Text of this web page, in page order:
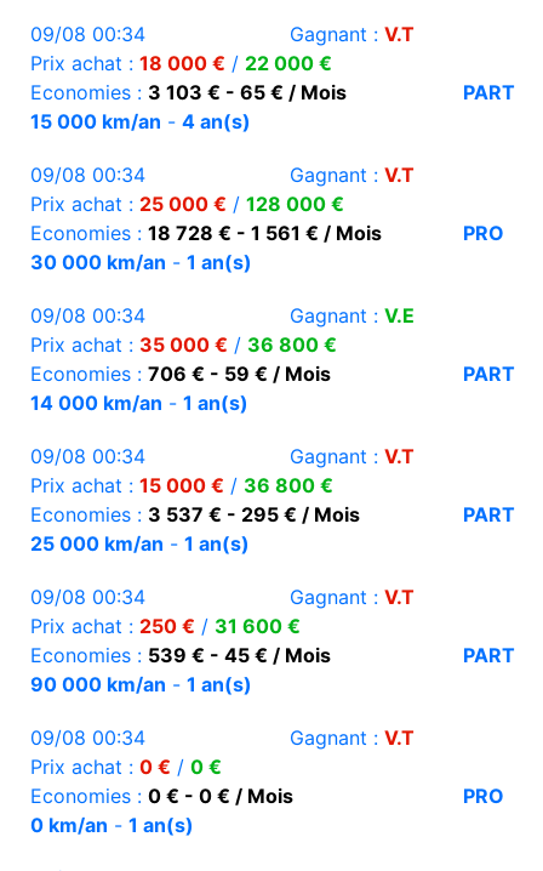
09/08 00:34 Gagnant : V.T
Prix achat : 18 000 € / 22 000 €
Economies : 3 103 € - 65 € / Mois
PART
15 000 km/an - 4 an(s)
09/08 00:34 Gagnant : V.T
Prix achat : 25 000 € / 128 000 €
Economies : 18 728 € - 1 561 € / Mois
PRO
30 000 km/an - 1 an(s)
09/08 00:34 Gagnant : V.E
Prix achat : 35 000 € / 36 800 €
Economies : 706 € - 59 € / Mois
PART
14 000 km/an - 1 an(s)
09/08 00:34 Gagnant : V.T
Prix achat : 15 000 € / 36 800 €
Economies : 3 537 € - 295 € / Mois
PART
25 000 km/an - 1 an(s)
09/08 00:34 Gagnant : V.T
Prix achat : 250 € / 31 600 €
Economies : 539 € - 45 € / Mois
PART
90 000 km/an - 1 an(s)
09/08 00:34 Gagnant : V.T
Prix achat : 0 € / 0 €
Economies : 0 € - 0 € / Mois
PRO
0 km/an - 1 an(s)